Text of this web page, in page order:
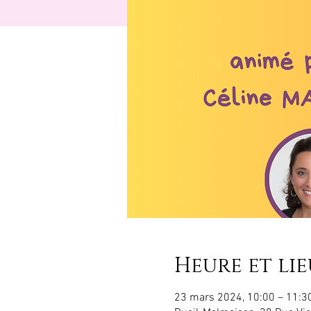
Heure et
23 mars 2024, 10:00 –